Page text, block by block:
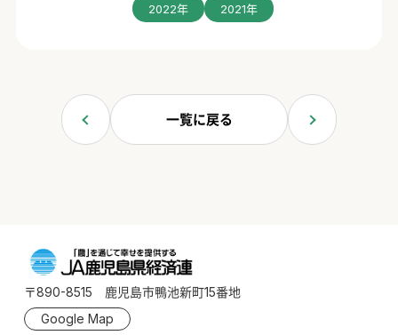
2022年 2021年
一覧に戻る
〒890-8515 鹿児島市鴨池新町15番地
Google Map